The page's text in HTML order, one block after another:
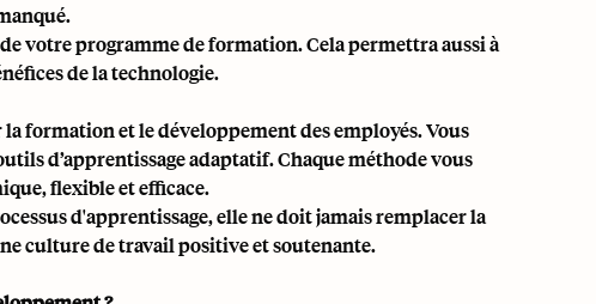
votre programme de formation. Cela permettra aussi à
de la technologie.
formation et le développement des employés. Vous
d’apprentissage adaptatif. Chaque méthode vous
flexible et efficace.
d'apprentissage, elle ne doit jamais remplacer la
culture de travail positive et soutenante.